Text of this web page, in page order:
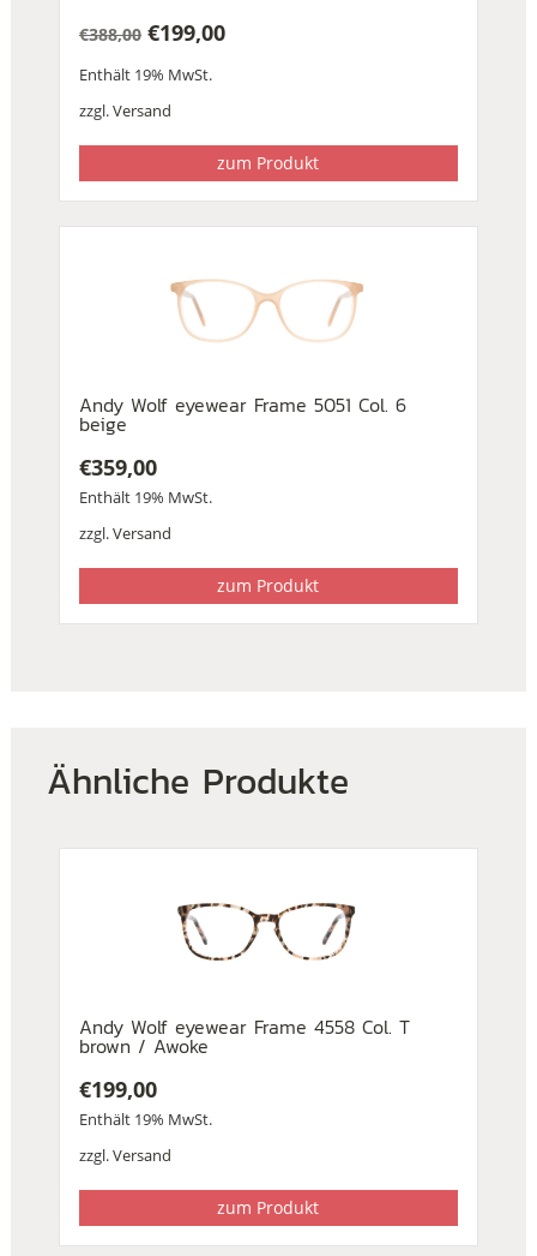
€388,00
Preis
war:
€199,00
Preis
ist:
Enthält 19% MwSt.
zzgl.Versand
zum Produkt
Andy Wolf eyewear Frame 5051 Col. 6
beige
€359,00
Enthält 19% MwSt.
zzgl.Versand
zum Produkt
Ähnliche Produkte
Andy Wolf eyewear Frame 4558 Col. T
brown / Awoke
€199,00
Enthält 19% MwSt.
zzgl.Versand
zum Produkt